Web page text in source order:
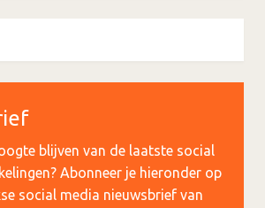
blijven van de laatste social
Abonneer je hieronder op
social media nieuwsbrief van